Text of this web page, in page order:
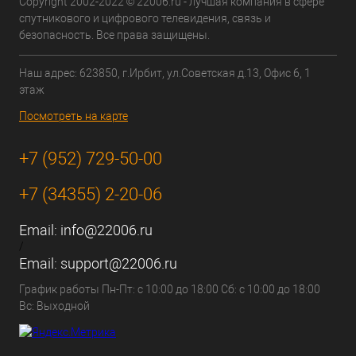
спутникового и цифрового телевидения, связь и
безопасность. Все права защищены.
Наш адрес: 623850, г.Ирбит, ул.Советская д.13, Офис 6, 1
этаж
Посмотреть на карте
+7 (952) 729-50-00
+7 (34355) 2-20-06
Email: info@22006.ru
/
Email: support@22006.ru
График работы Пн-Пт: с 10:00 до 18:00 Сб: с 10:00 до 18:00
Вс: Выходной